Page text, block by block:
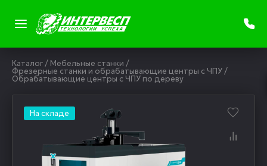
Каталог/ Мебельные станки /
Фрезерные станки и обрабатывающие центры с ЧПУ/
Обрабатывающие центры с ЧПУ по дереву
На складе